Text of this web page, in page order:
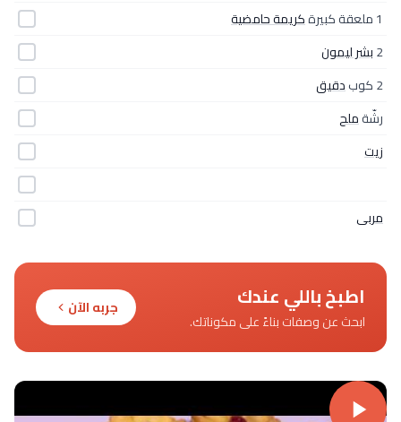
1 ملعقة كبيرة
كريمة حامضية
2بشر ليمون
2 كوب
دقيق
رشّةملح
زيت
مربى
اطبخ باللي عندك
ابحث عن وصفات بناءً على مكوناتك.
جربه الآن